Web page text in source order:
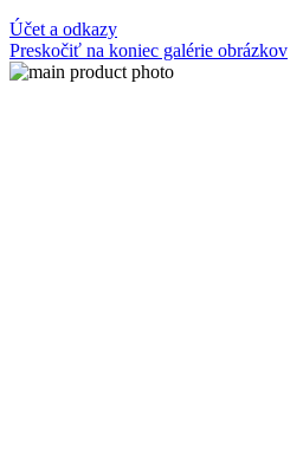
Účet a odkazy
Preskočiť na koniec galérie obrázkov